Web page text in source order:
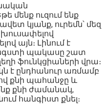
մենք ուզում ենք
կյանք, ուրեմն՝ մեզ
խուսափելով
այն։ Լինում է
պակասը շատ
ֆունկցիաների վրա։
է ընդհանուր առմամբ
քնի պահանջը և
քնի ժամանակ,
հանգիստ քնել։